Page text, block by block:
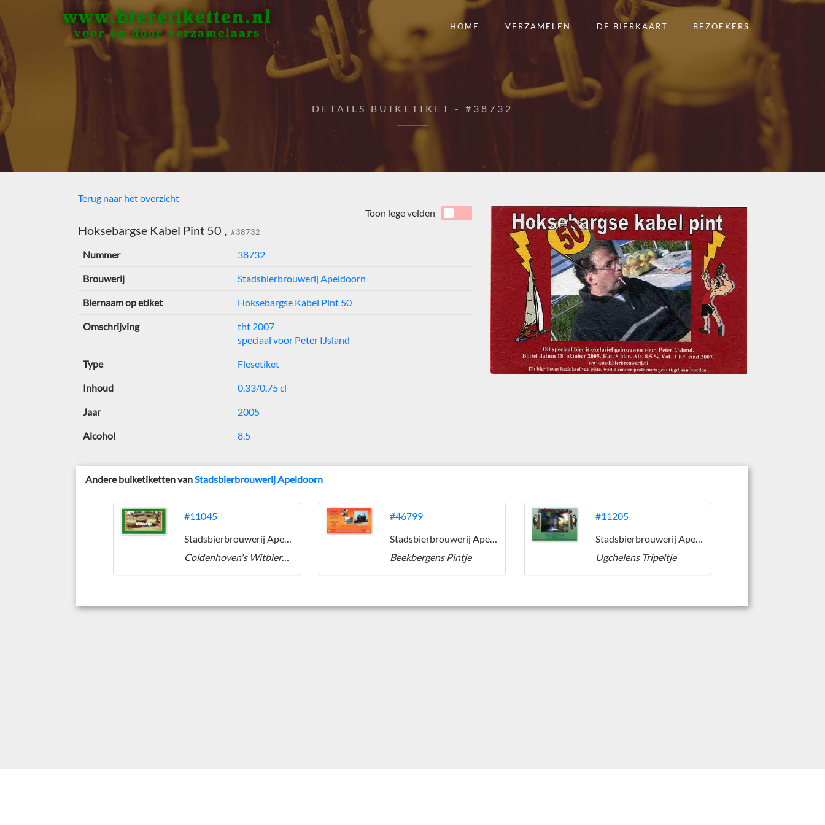
www.bieretiketten.nl
voor én door verzamelaars
HOME VERZAMELEN DE BIERKAART BEZOEKERS
DETAILS BUIKETIKET - #38732
Terug naar het overzicht
Hoksebargse Kabel Pint 50 , #38732
Toon lege velden
Nummer 38732
Brouwerij Stadsbierbrouwerij Apeldoorn
Biernaam op etiket Hoksebargse Kabel Pint 50
Omschrijving
tht 2007
speciaal voor Peter IJsland
Type Flesetiket
Inhoud 0,33/0,75 cl
Jaar 2005
Alcohol 8,5
Andere buiketiketten vanStadsbierbrouwerij Apeldoorn
#11045
Stadsbierbrouwerij Apeldoorn
Coldenhoven's Witbiertje
#46799
Stadsbierbrouwerij Apeldoorn
Beekbergens Pintje
#11205
Stadsbierbrouwerij Apeldoorn
Ugchelens Tripeltje